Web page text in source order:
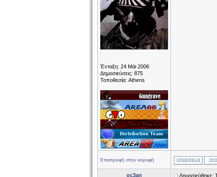
Ένταξη: 24 Μάι 2006
Δημοσιεύσεις: 875
Τοποθεσία: Athens
Επιστροφή στην κορυφή
oc3an
Δημοσιεύθηκε: